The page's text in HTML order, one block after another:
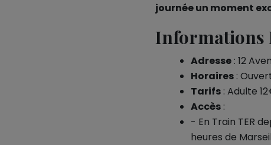
journée un moment
Informations
Adresse: 12
Horaires:
Tarifs: Adulte
Accès:
- En Train TER
heures de